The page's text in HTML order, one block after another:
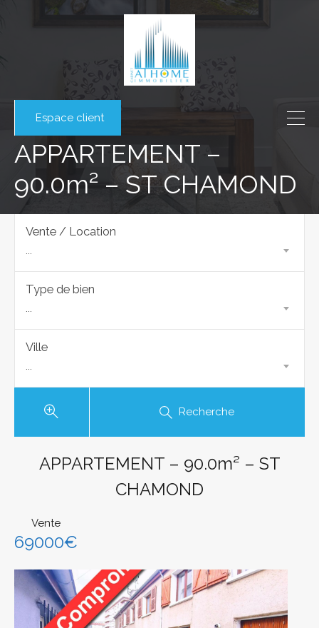
Espace client
APPARTEMENT –
90.0m² – ST CHAMOND
Vente / Location
...
Type de bien
...
Ville
...
Recherche
APPARTEMENT – 90.0m² – ST
CHAMOND
Vente
69000€